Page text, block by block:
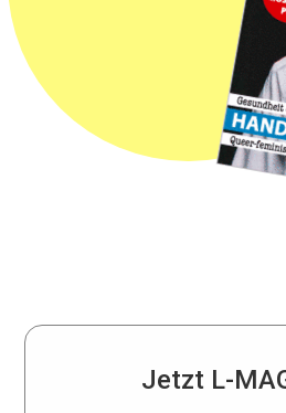
Jetzt L-